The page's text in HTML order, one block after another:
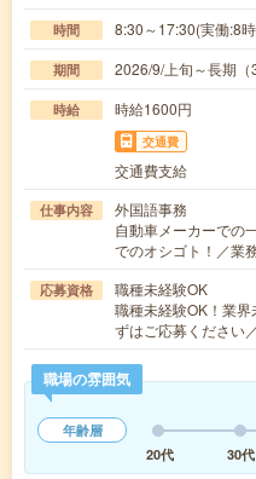
時間 8:30～17:30(実働:8
期間 2026/9/上旬～長期
時給 時給1600円
交通費
交通費支給
仕事内容
外国語事務
自動車メーカーでの
でのオシゴト！／業
応募資格
職種未経験OK
職種未経験OK！業
ずはご応募ください
職場の雰囲気
年齢層
20代
30代